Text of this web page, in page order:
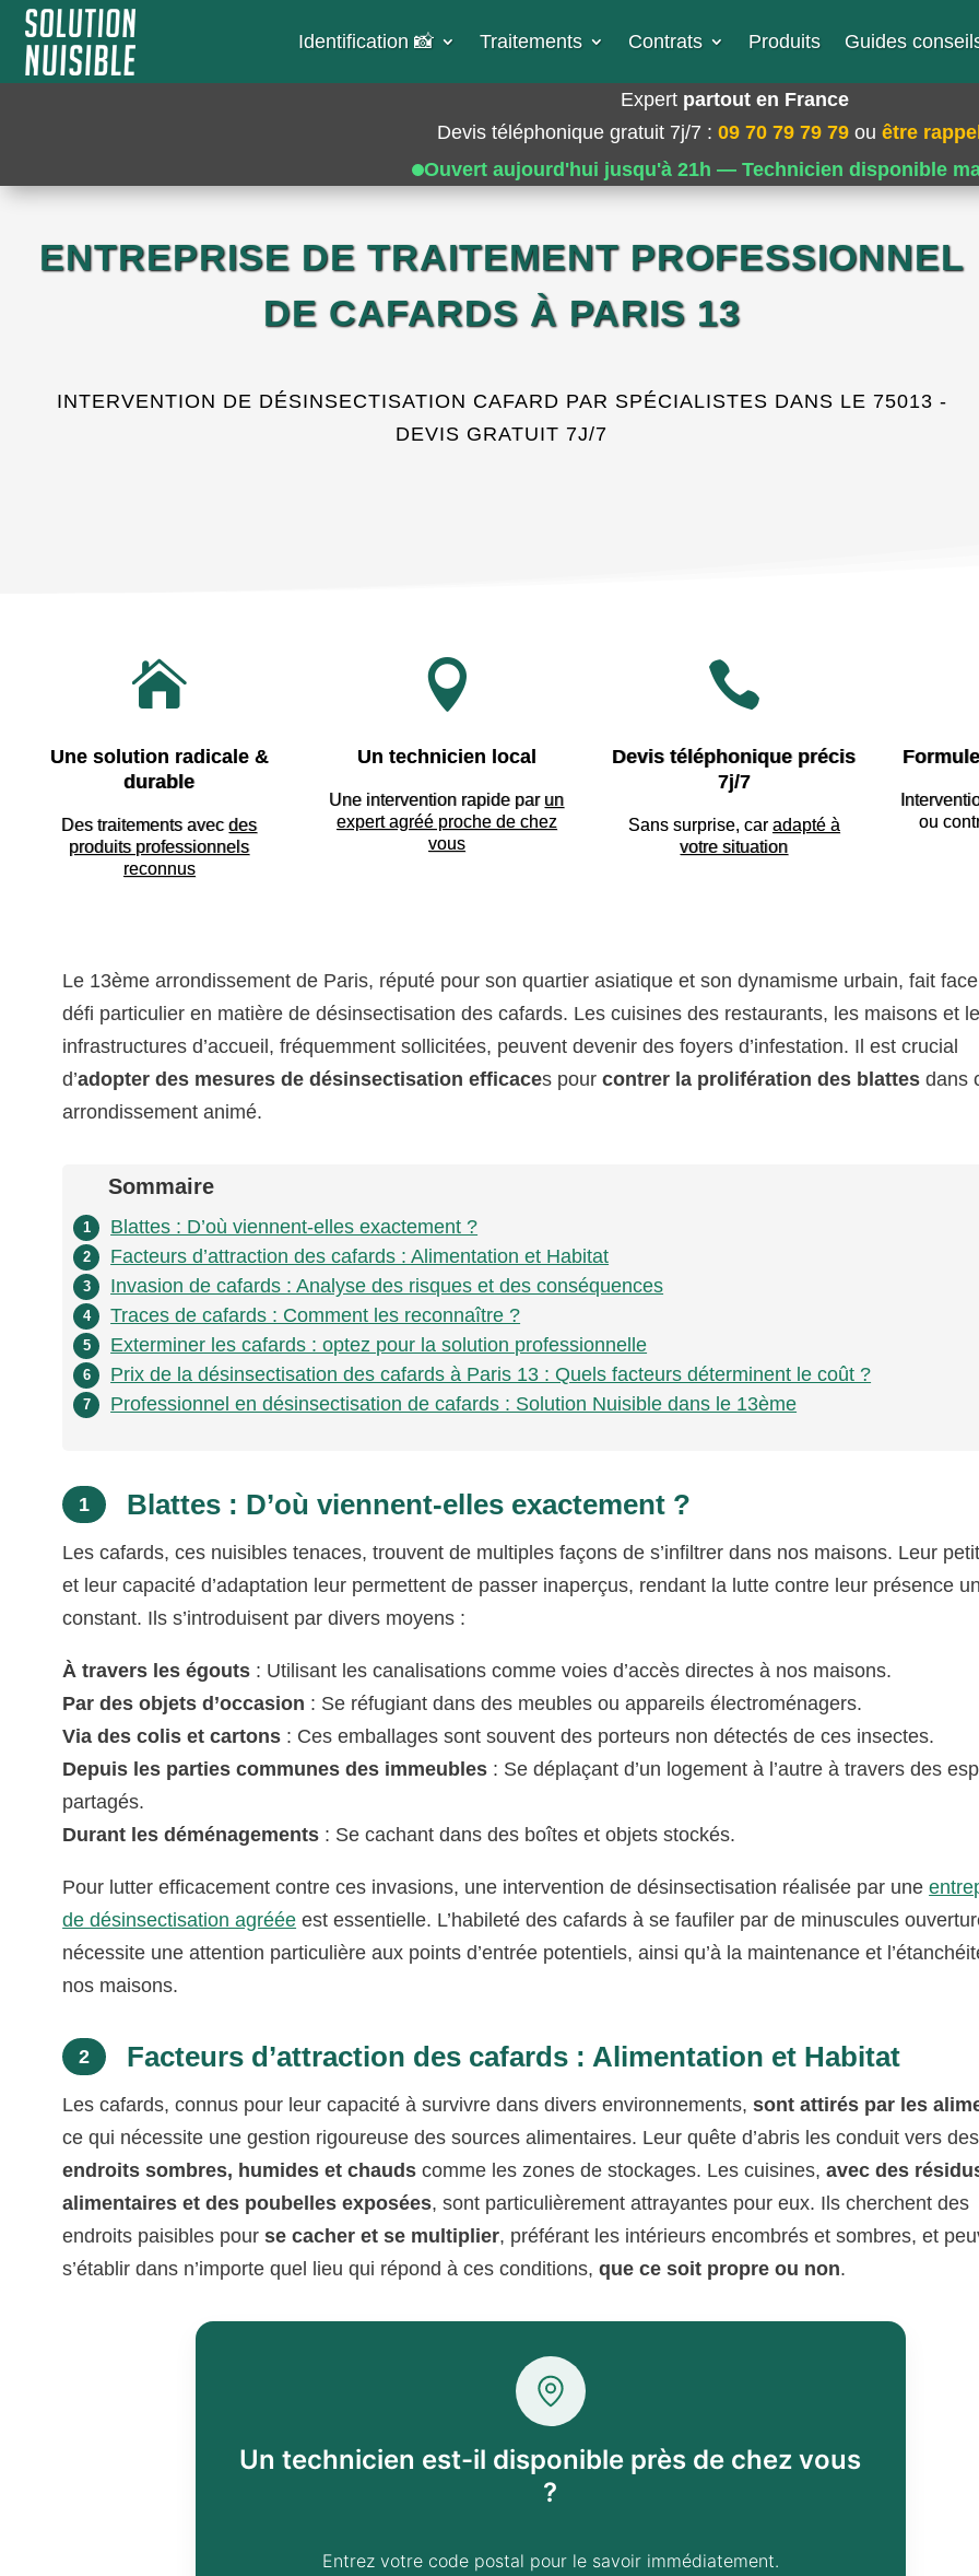
Identification 📸​ Traitements Contrats Produits Guides
Expert partout en France
Devis téléphonique gratuit 7j/7 : 09 70 79 79 79 ou être
Ouvert aujourd'hui jusqu'à 21h — Technicien disponible
ENTREPRISE DE TRAITEMENT PROFESSIONNEL
DE CAFARDS À PARIS 13
INTERVENTION DE DÉSINSECTISATION CAFARD PAR SPÉCIALISTES DANS LE 75013 -
DEVIS GRATUIT 7J/7

Une solution radicale &
durable
Des traitements avecdes
produits professionnels
reconnus

Un technicien local
Une intervention rapide par un
expert agréé proche de chez
vous

Devis téléphonique précis
7j/7
Sans surprise, car adapté à
votre situation
ou
Le 13ème arrondissement de Paris, réputé pour son quartier asiatique et son dynamisme urbain, fait
défi particulier en matière de désinsectisation des cafards. Les cuisines des restaurants, les maisons et
infrastructures d’accueil, fréquemment sollicitées, peuvent devenir des foyers d’infestation. Il est crucial
d’adopter des mesures de désinsectisation efficaces pourcontrer la prolifération des blattes dans
arrondissement animé.
Sommaire
1 Blattes : D’où viennent-elles exactement ?
2 Facteurs d’attraction des cafards : Alimentation et Habitat
3 Invasion de cafards : Analyse des risques et des conséquences
4 Traces de cafards : Comment les reconnaître ?
5 Exterminer les cafards : optez pour la solution professionnelle
6 Prix de la désinsectisation des cafards à Paris 13 : Quels facteurs déterminent le coût ?
7 Professionnel en désinsectisation de cafards : Solution Nuisible dans le 13ème
1 Blattes : D’où viennent-elles exactement ?
Les cafards, ces nuisibles tenaces, trouvent de multiples façons de s’infiltrer dans nos maisons. Leur
et leur capacité d’adaptation leur permettent de passer inaperçus, rendant la lutte contre leur présence
constant. Ils s’introduisent par divers moyens :
À travers les égouts : Utilisant les canalisations comme voies d’accès directes à nos maisons.
Par des objets d’occasion : Se réfugiant dans des meubles ou appareils électroménagers.
Via des colis et cartons : Ces emballages sont souvent des porteurs non détectés de ces insectes.
Depuis les parties communes des immeubles : Se déplaçant d’un logement à l’autre à travers des
partagés.
Durant les déménagements : Se cachant dans des boîtes et objets stockés.
Pour lutter efficacement contre ces invasions, une intervention de désinsectisation réalisée par une
de désinsectisation agréée est essentielle. L’habileté des cafards à se faufiler par de minuscules
nécessite une attention particulière aux points d’entrée potentiels, ainsi qu’à la maintenance et
nos maisons.
2 Facteurs d’attraction des cafards : Alimentation et Habitat
Les cafards, connus pour leur capacité à survivre dans divers environnements,sont attirés par les
ce qui nécessite une gestion rigoureuse des sources alimentaires. Leur quête d’abris les conduit vers des
endroits sombres, humides et chauds comme les zones de stockages. Les cuisines,avec des
alimentaires et des poubelles exposées, sont particulièrement attrayantes pour eux. Ils cherchent des
endroits paisibles pourse cacher et se multiplier, préférant les intérieurs encombrés et sombres, et
s’établir dans n’importe quel lieu qui répond à ces conditions,que ce soit propre ou non.
Un technicien est-il disponible près de chez vous
?
Entrez votre code postal pour le savoir immédiatement.